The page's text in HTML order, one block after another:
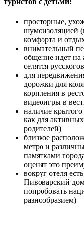
туристов с детьми:
просторные,
шумоизоляцией
комфорта и
внимательный
общение идет на
селятся
для
дорожки для
корпления в
видеоигры в
наличие крытого
как для
родителей)
близкое
метро и
памятками
оценят это
вокруг отеля
Пивоварский
попробовать
разнообразием)